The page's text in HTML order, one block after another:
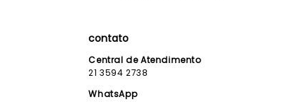
contato
Central de Atendimento
21 3594 2738
WhatsApp